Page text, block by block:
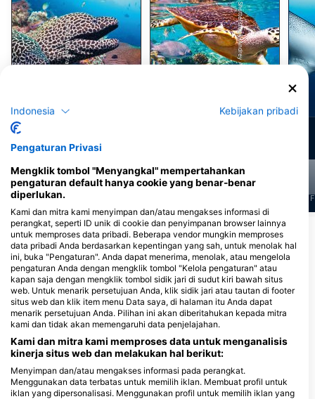
Alamy-WaterFrame
J F M A M
Shutterstock-Andrey Armyagov
F
Tampilkan Lebih Banyak Hewan
Pusat Penyelaman yang Melayani Situs
Selam Ini
BarbadoScuba, Above &
Below Watersports
(Barbados) Inc
Little Good Harbour, 27190
Indonesia Kebijakan pribadi
Pengaturan Privasi
Mengklik tombol "Menyangkal" mempertahankan
pengaturan default hanya cookie yang benar-benar
diperlukan.
Kami dan mitra kami menyimpan dan/atau mengakses informasi di
perangkat, seperti ID unik di cookie dan penyimpanan browser lainnya
untuk memproses data pribadi. Beberapa vendor mungkin memproses
data pribadi Anda berdasarkan kepentingan yang sah, untuk menolak hal
ini, buka "Pengaturan". Anda dapat menerima, menolak, atau mengelola
pengaturan Anda dengan mengklik tombol "Kelola pengaturan" atau
kapan saja dengan mengklik tombol sidik jari di sudut kiri bawah situs
web. Untuk menarik persetujuan Anda, klik sidik jari atau tautan di footer
situs web dan klik item menu Data saya, di halaman itu Anda dapat
menarik persetujuan Anda. Pilihan ini akan diberitahukan kepada mitra
kami dan tidak akan memengaruhi data penjelajahan.
Kami dan mitra kami memproses data untuk menganalisis
kinerja situs web dan melakukan hal berikut:
Menyimpan dan/atau mengakses informasi pada perangkat.
Menggunakan data terbatas untuk memilih iklan. Membuat profil untuk
iklan yang dipersonalisasi. Menggunakan profil untuk memilih iklan yang